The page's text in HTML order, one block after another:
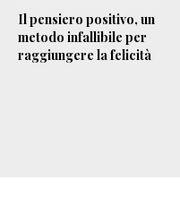
Il pensiero positivo, un
metodo infallibile per
raggiungere la felicità